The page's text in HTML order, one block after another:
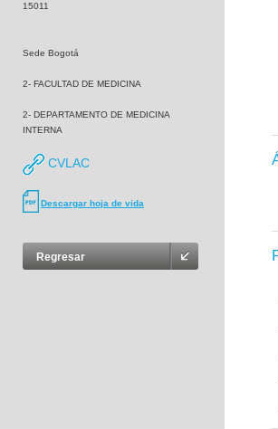
15011
Sede Bogotá
2- FACULTAD DE MEDICINA
2- DEPARTAMENTO DE MEDICINA
INTERNA
CVLAC
Descargar hoja de vida
Regresar